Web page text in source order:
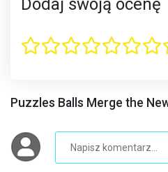
Puzzles Balls Merge the